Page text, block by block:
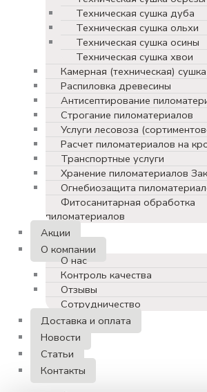
Техническая сушка дуба
Техническая сушка ольхи
Техническая сушка осины
Техническая сушка хвои
Камерная (техническая)
Распиловка древесины
Антисептирование
Строгание пиломатериалов
Услуги лесовоза
Расчет пиломатериалов на
Транспортные услуги
Хранение пиломатериалов
Огнебиозащита
Фитосанитарная обработка
пиломатериалов
Акции
О компании
О нас
Контроль качества
Отзывы
Сотрудничество
Доставка и оплата
Новости
Статьи
Контакты